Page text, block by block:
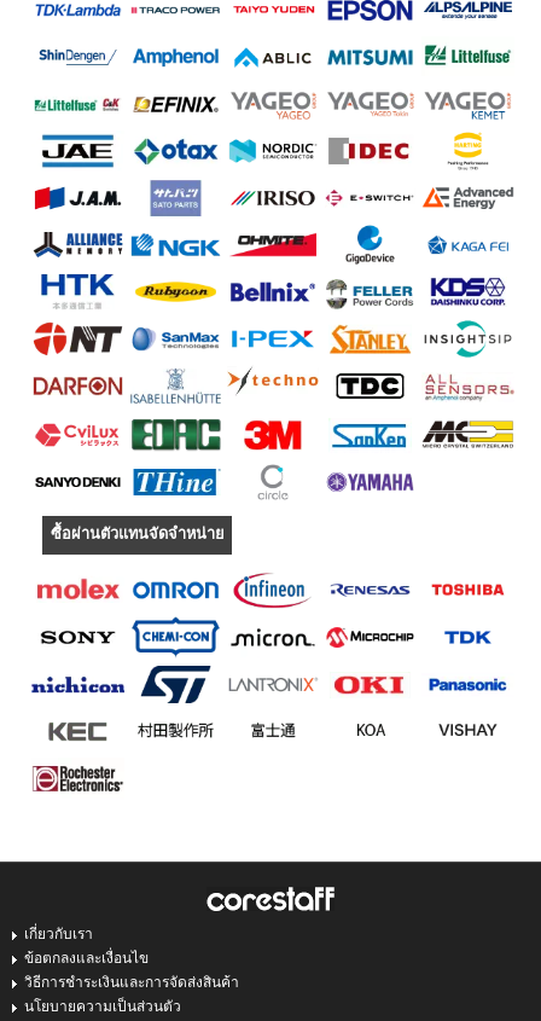
ซื้อผ่านตัวแทนจัดจำหน่าย
เกี่ยวกับเรา
ข้อตกลงและเงื่อนไข
วิธีการชำระเงินและการจัดส่งสินค้า
นโยบายความเป็นส่วนตัว